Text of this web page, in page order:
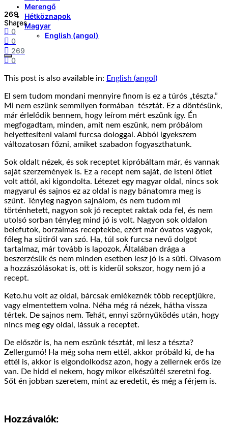
Merengő
Hétköznapok
Magyar
English (angol)
269
Shares
0
0
269
0
This post is also available in: English (angol )
El sem tudom mondani mennyire finom is ez a túrós „tészta.”
Mi nem eszünk semmilyen formában tésztát. Ez a döntésünk,
már érlelődik bennem, hogy leírom mért eszünk így. Én
megfogadtam, minden, amit nem eszünk, nem próbálom
helyettesíteni valami furcsa dologgal. Abból igyekszem
változatosan főzni, amiket szabadon fogyaszthatunk.
Sok oldalt nézek, és sok receptet kipróbáltam már, és vannak
saját szerzemények is. Ez a recept nem saját, de isteni ötlet
volt attól, aki kigondolta. Létezet egy magyar oldal, nincs sok
magyarul és sajnos ez az oldal is nagy bánatomra meg is
szűnt. Tényleg nagyon sajnálom, és nem tudom mi
történhetett, nagyon sok jó receptet raktak oda fel, és nem
utolsó sorban tényleg mind jó is volt. Nagyon sok oldalon
belefutok, borzalmas receptekbe, ezért már óvatos vagyok,
főleg ha sütiről van szó. Ha, túl sok furcsa nevű dolgot
tartalmaz, már tovább is lapozok. Általában drága a
beszerzésük és nem minden esetben lesz jó is a süti. Olvasom
a hozzászólásokat is, ott is kiderül sokszor, hogy nem jó a
recept.
Keto.hu volt az oldal, bárcsak emlékeznék több receptjükre,
vagy elmentettem volna. Néha még rá nézek, hátha vissza
tértek. De sajnos nem. Tehát, ennyi szörnyűködés után, hogy
nincs meg egy oldal, lássuk a receptet.
De először is, ha nem eszünk tésztát, mi lesz a tészta?
Zellergumó! Ha még soha nem ettél, akkor próbáld ki, de ha
ettél is, akkor is elgondolkodsz azon, hogy a zellernek erős íze
van. De hidd el nekem, hogy mikor elkészültél szeretni fog.
Sőt én jobban szeretem, mint az eredetit, és még a férjem is.
Hozzávalók: